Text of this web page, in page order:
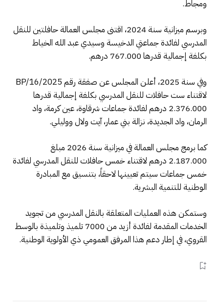
ومجاط.
وبرسم ميزانية سنة 2024، اقتنى مجلس العمالة حافلتين للنقل
المدرسي لفائدة جماعتي الدخيسة وسيدي عبد الله الخياط
بكلفة إجمالية قدرها 767.000 درهم.
وفي سنة 2025، أعلن المجلس عن صفقة رقم BP/16/2025
لاقتناء ست حافلات للنقل المدرسي بكلفة إجمالية قدرها
2.376.000 درهم لفائدة جماعات شرقاوة، عين كرمة، واد
الرمان، واد الجديدة، نزالة بني عمار، آيت ولال ووليلي.
كما برمج مجلس العمالة في ميزانية سنة 2026 مبلغ
2.187.000 درهم لاقتناء خمس حافلات للنقل المدرسي لفائدة
خمس جماعات سيتم تعيينها لاحقاً، بتنسيق مع المبادرة
الوطنية للتنمية البشرية.
وستمكن هذه العمليات المتعلقة بالنقل المدرسي من تجويد
الخدمات المقدمة لفائدة أزيد من 7000 تلميذ وتلميذة بالوسط
القروي، في إطار دعم هذا المرفق العمومي ذي الأولوية الوطنية.